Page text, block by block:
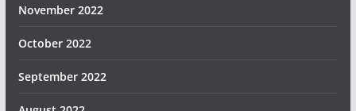
November 2022
October 2022
September 2022